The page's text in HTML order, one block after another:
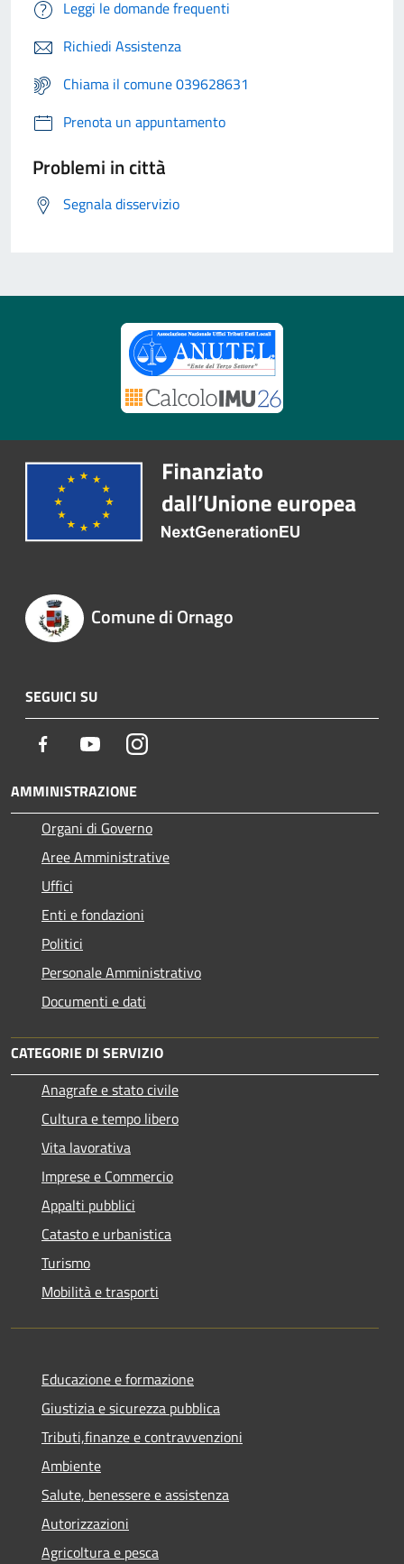
Leggi le domande frequenti
Richiedi Assistenza
Chiama il comune 039628631
Prenota un appuntamento
Problemi in città
Segnala disservizio
Comune di Ornago
SEGUICI SU
Facebook YoutubeInstagram
AMMINISTRAZIONE
Organi di Governo
Aree Amministrative
Uffici
Enti e fondazioni
Politici
Personale Amministrativo
Documenti e dati
CATEGORIE DI SERVIZIO
Anagrafe e stato civile
Cultura e tempo libero
Vita lavorativa
Imprese e Commercio
Appalti pubblici
Catasto e urbanistica
Turismo
Mobilità e trasporti
Educazione e formazione
Giustizia e sicurezza pubblica
Tributi,finanze e contravvenzioni
Ambiente
Salute, benessere e assistenza
Autorizzazioni
Agricoltura e pesca